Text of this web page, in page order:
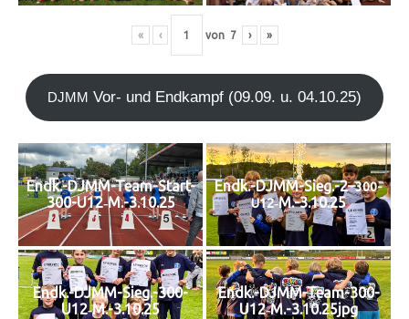
« ‹ von 7 › »
DJMM Vor- und End­kampf (09.09. u. 04.10.25)
Endk.-DJMM-Team-Start-
300-U12‑M.-3.10.25
Endk.-DJMM-Sieg.-2–300-
U12‑M.-3.10.25
Endk.-DJMM-Sieg.-300-
U12‑M.-3.10.25
Endk.-DJMM-Team-300-
U12‑M.-3.10.25jpg